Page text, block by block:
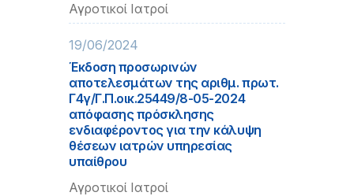
Αγροτικοί Ιατροί
19/06/2024
Έκδοση προσωρινών
αποτελεσμάτων της αριθμ. πρωτ.
Γ4γ/Γ.Π.οικ.25449/8-05-2024
απόφασης πρόσκλησης
ενδιαφέροντος για την κάλυψη
θέσεων ιατρών υπηρεσίας
υπαίθρου
Αγροτικοί Ιατροί